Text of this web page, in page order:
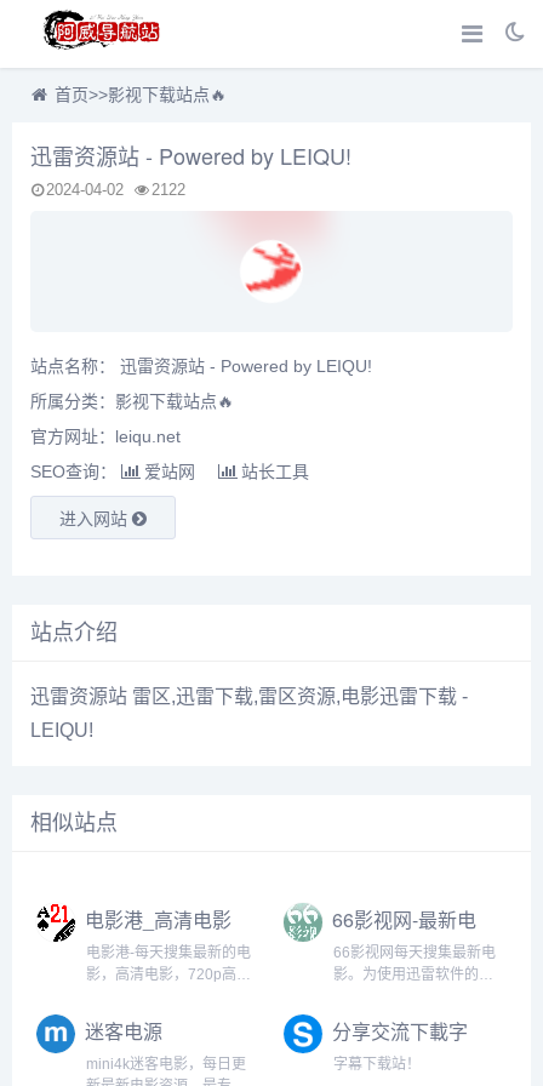
首页>>影视下载站点🔥
迅雷资源站 - Powered by LEIQU!
2024-04-02 2122
站点名称： 迅雷资源站 - Powered by LEIQU!
所属分类： 影视下载站点🔥
官方网址：leiqu.net
SEO查询：
爱站网 站长工具
进入网站
站点介绍
迅雷资源站 雷区,迅雷下载,雷区资源,电影迅雷下载 -
LEIQU!
相似站点
电影港_高清电影
下载_720p高清
_1080p高清
电影港-每天搜集最新的电
影，高清电影，720p高清
免费下载。专注于高清电
影的下载服务。
66影视网-最新电
影,最新电视剧,迅
雷电影下载
66影视网每天搜集最新电
影。为使用迅雷软件的用
视剧下载,高清电影下载等
服务。
迷客电源
mini4k迷客电影，每日更
分享交流下載字
幕平台 - SubHD
字幕下载站！